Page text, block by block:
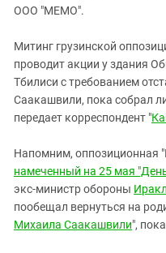
Дагестан
Кабардино-Балкария
Калмыкия
Карачаево-Черкесия
Нагорный Карабах
Российская Федерация
Ростовская область
ООО "МЕМО".
Митинг грузинской
проводит акции у здания
Тбилиси с требованием
Саакашвили, пока собрал
передает корреспондент "
Напомним, оппозиционная
намеченный на 25 мая
экс-министр обороны
пообещал вернуться на
Михаила Саакашвили",